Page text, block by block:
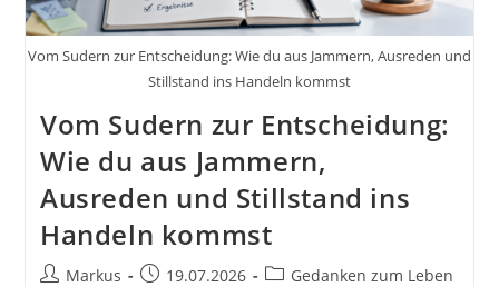
Vom Sudern zur Entscheidung: Wie du aus Jammern, Ausreden und
Stillstand ins Handeln kommst
Vom Sudern zur Entscheidung:
Wie du aus Jammern,
Ausreden und Stillstand ins
Handeln kommst
Beitrags-
Markus
Beitrag19.07.2026
Beitrags-
Gedanken zum Leben